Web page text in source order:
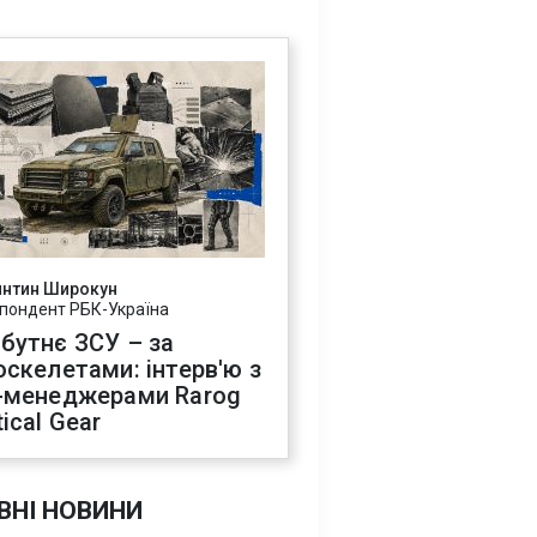
Широкун
РБК-Україна
ЗСУ – за
інтерв'ю з
Rarog
Gear
НОВИНИ